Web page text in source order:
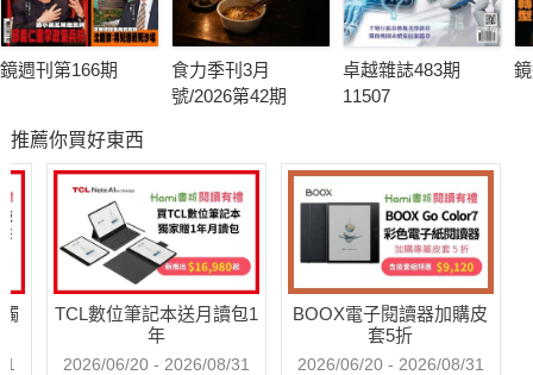
鏡週刊第166期
食力季刊3月
號/2026第42期
卓越雜誌483期
11507
推薦你買好東西
TCL數位筆記本送月讀包1
年
2026/06/20 - 2026/08/31
BOOX電子閱讀器加購皮
套5折
2026/06/20 - 2026/08/31